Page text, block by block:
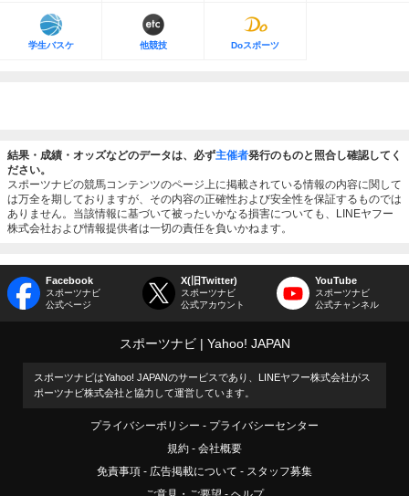
学生バスケ 他競技 Doスポーツ
結果・成績・オッズなどのデータは、必ず主催者発行のものと照合し確認してく
ださい。
スポーツナビの競馬コンテンツのページ上に掲載されている情報の内容に関して
は万全を期しておりますが、その内容の正確性および安全性を保証するものでは
ありません。当該情報に基づいて被ったいかなる損害についても、LINEヤフー
株式会社および情報提供者は一切の責任を負いかねます。
Facebook
スポーツナビ
公式ページ
X(旧Twitter)
スポーツナビ
公式アカウント
YouTube
スポーツナビ
公式チャンネル
スポーツナビ Yahoo! JAPAN
スポーツナビはYahoo! JAPANのサービスであり、LINEヤフー株式会社がス
ポーツナビ株式会社と協力して運営しています。
プライバシーポリシー
プライバシーセンター
規約
会社概要
免責事項
広告掲載について
スタッフ募集